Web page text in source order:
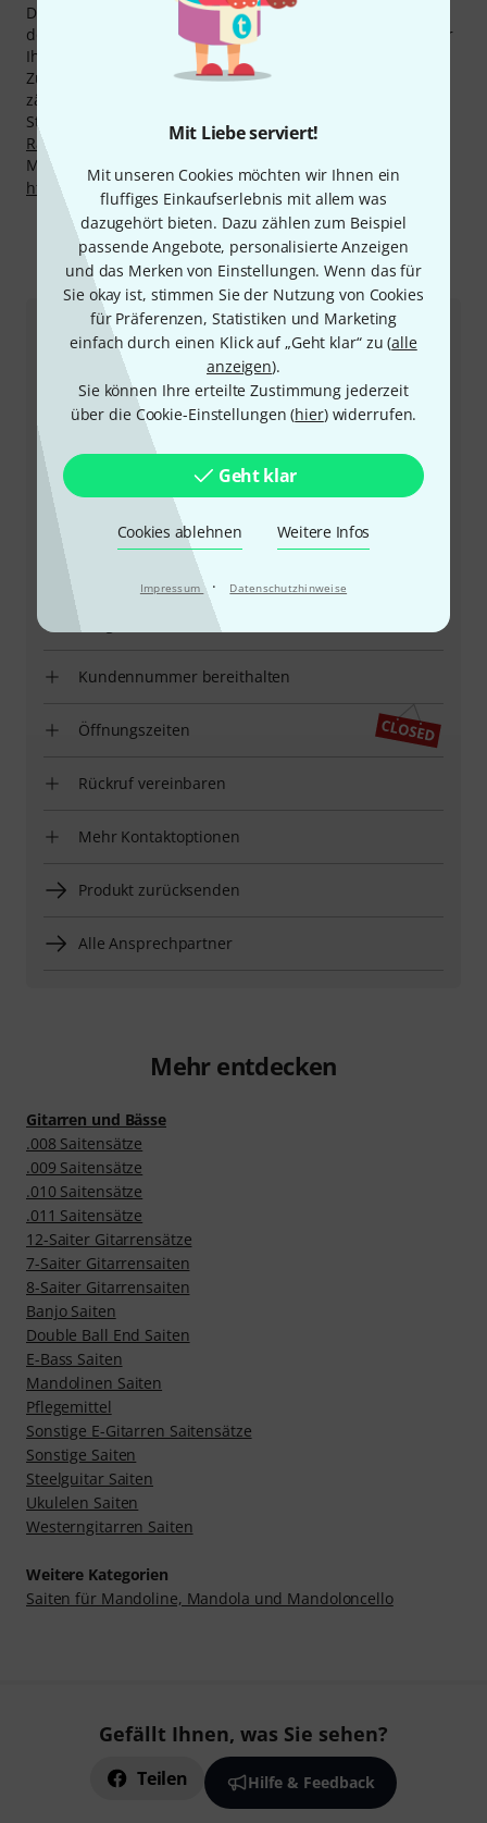
Mit Liebe serviert!
Mit unseren Cookies möchten wir Ihnen ein
fluffiges Einkaufserlebnis mit allem was
dazugehört bieten. Dazu zählen zum Beispiel
passende Angebote, personalisierte Anzeigen
und das Merken von Einstellungen. Wenn das für
Sie okay ist, stimmen Sie der Nutzung von Cookies
für Präferenzen, Statistiken und Marketing
einfach durch einen Klick auf „Geht klar“ zu (alle
anzeigen).
Sie können Ihre erteilte Zustimmung jederzeit
über die Cookie-Einstellungen (hier) widerrufen.
Geht klar
Cookies ablehnen Weitere Infos
Impressum · Datenschutzhinweise
Der Hersteller gibt auf seine Produkte 2 Jahre Garantie,
doch mit unserer 3 Jahre Thomann Garantie gewähren wir
Ihnen ein Jahr zusätzlich.
Zu den Musikern, die Equipment von GHS benutzen,
zählen unter anderem bekannte Größen wie The White
Stripes, Carlos Santana , Joe Becker, Eddie Vedder,
Ray Vaughan
und Peter Mongaya.
Mehr Informationen zum Hersteller finden Sie auf
http://www.ghsstrings.com
So erreichen Sie uns
Kundenservice
+49-9546-9223-66
Unser Thomann Team Kundenservice steht Ihnen bei
allen Fragen und Problemen nach dem Kauf zur Seite.
Kundennummer bereithalten
Öffnungszeiten
Rückruf vereinbaren
Mehr Kontaktoptionen
Produkt zurücksenden
Alle Ansprechpartner
Mehr entdecken
Gitarren und Bässe
.008 Saitensätze
.009 Saitensätze
.010 Saitensätze
.011 Saitensätze
12-Saiter Gitarrensätze
7-Saiter Gitarrensaiten
8-Saiter Gitarrensaiten
Banjo Saiten
Double Ball End Saiten
E-Bass Saiten
Mandolinen Saiten
Pflegemittel
Sonstige E-Gitarren Saitensätze
Sonstige Saiten
Steelguitar Saiten
Ukulelen Saiten
Westerngitarren Saiten
Weitere Kategorien
Saiten für Mandoline, Mandola und Mandoloncello
Gefällt Ihnen, was Sie sehen?
Teilen Hilfe & Feedback